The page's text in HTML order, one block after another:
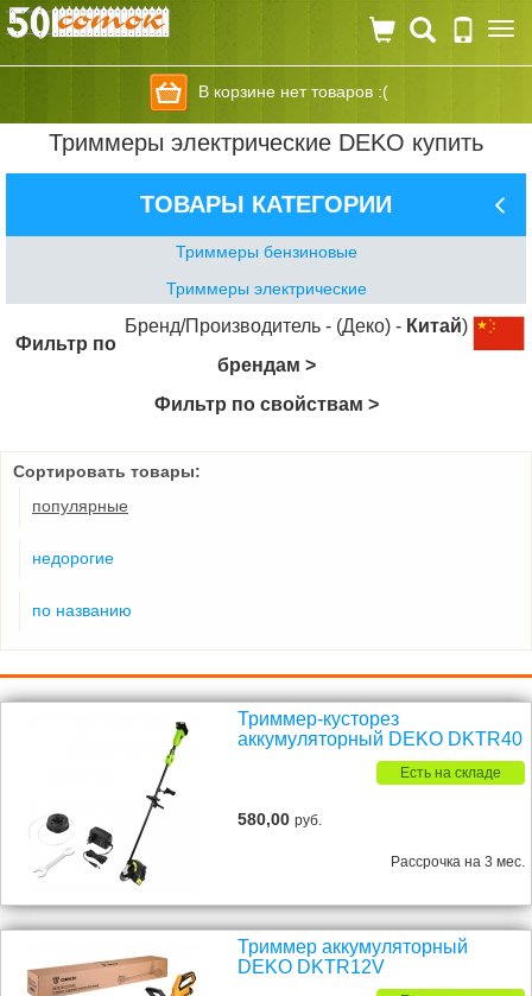
В корзине нет товаров :(
Триммеры электрические DEKO купить
ТОВАРЫ КАТЕГОРИИ
Триммеры бензиновые
Триммеры электрические
Бренд/Производитель - (Деко) - Китай)
Фильтр по
брендам >
Фильтр по свойствам >
Сортировать товары:
популярные
недорогие
по названию
Триммер-кусторез
аккумуляторный DEKO DKTR40
Есть на складе
580,00руб.
Рассрочка на 3 мес.
Триммер аккумуляторный
DEKO DKTR12V